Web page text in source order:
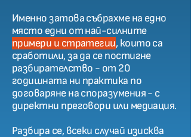
Именно затова събрахме на едно
място едни от най-силните
примери и стратегии, които са
сработили, за да се постигне
разбирателство - от 20
годишната ни практика по
договаряне на споразумения - с
директни преговори или медиация.
Разбира се, всеки случай изисква